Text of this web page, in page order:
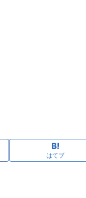
はてブ